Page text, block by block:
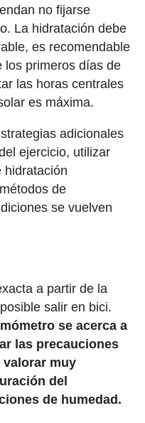
no fijarse
La hidratación debe
es recomendable
los primeros días de
las horas centrales
es máxima.
adicionales
ejercicio, utilizar
hidratación
de
se vuelven
a partir de la
salir en bici.
se acerca a
las precauciones
valorar muy
del
de humedad.